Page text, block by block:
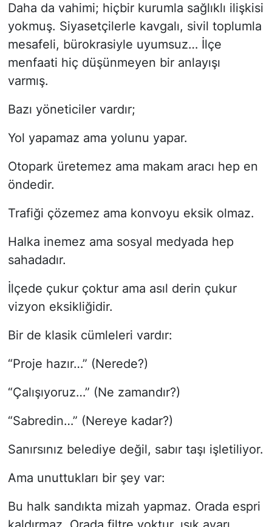
Daha da vahimi; hiçbir kurumla sağlıklı ilişkisi
yokmuş. Siyasetçilerle kavgalı, sivil toplumla
mesafeli, bürokrasiyle uyumsuz… İlçe
menfaati hiç düşünmeyen bir anlayışı
varmış.
Bazı yöneticiler vardır;
Yol yapamaz ama yolunu yapar.
Otopark üretemez ama makam aracı hep en
öndedir.
Trafiği çözemez ama konvoyu eksik olmaz.
Halka inemez ama sosyal medyada hep
sahadadır.
İlçede çukur çoktur ama asıl derin çukur
vizyon eksikliğidir.
Bir de klasik cümleleri vardır:
“Proje hazır…” (Nerede?)
“Çalışıyoruz…” (Ne zamandır?)
“Sabredin…” (Nereye kadar?)
Sanırsınız belediye değil, sabır taşı işletiliyor.
Ama unuttukları bir şey var:
Bu halk sandıkta mizah yapmaz. Orada espri